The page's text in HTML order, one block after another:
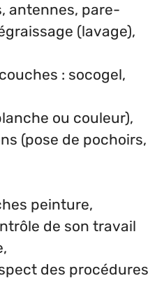
antennes, pare-
(lavage),
: socogel,
ou couleur),
(pose de pochoirs,
peinture,
de son travail
des procédures